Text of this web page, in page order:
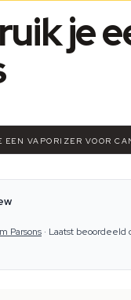
je
EEN VAPORIZER VOOR
Parsons · Laatst beoordeeld